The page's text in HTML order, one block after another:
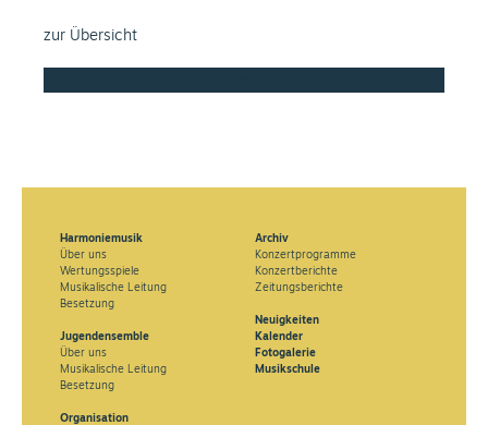
zur Übersicht
Harmoniemusik
Über uns
Wertungsspiele
Musikalische Leitung
Besetzung
Jugendensemble
Über uns
Musikalische Leitung
Besetzung
Organisation
Archiv
Konzertprogramme
Konzertberichte
Zeitungsberichte
Neuigkeiten
Kalender
Fotogalerie
Musikschule